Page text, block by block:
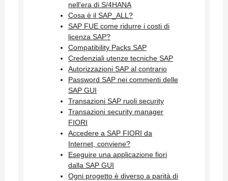
nell'era di S/4HANA
Cosa è il SAP_ALL?
SAP FUE come ridurre i costi di
licenza SAP?
Compatibility Packs SAP
Credenziali utenze tecniche SAP
Autorizzazioni SAP al contrario
Password SAP nei commenti delle
SAP GUI
Transazioni SAP ruoli security
Transazioni security manager
FIORI
Accedere a SAP FIORI da
Internet, conviene?
Eseguire una applicazione fiori
dalla SAP GUI
Ogni progetto è diverso a parità di